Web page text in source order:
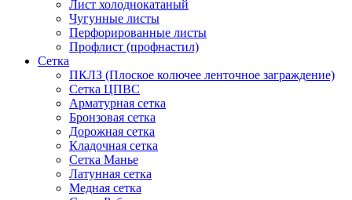
Лист холоднокатаный
Чугунные листы
Перфорированные листы
Профлист (профнастил)
Сетка
ПКЛЗ (Плоское колючее ленточное заграждение)
Сетка ЦПВС
Арматурная сетка
Бронзовая сетка
Дорожная сетка
Кладочная сетка
Сетка Манье
Латунная сетка
Медная сетка